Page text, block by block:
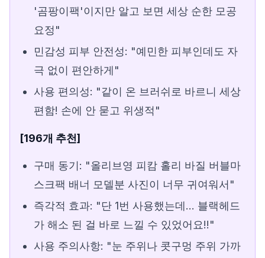
'곰팡이팩'이지만 알고 보면 세상 순한 모공
요정"
민감성 피부 안전성: "예민한 피부인데도 자
극 없이 편안하게"
사용 편의성: "같이 온 브러쉬로 바르니 세상
편함! 손에 안 묻고 위생적"
[196개 추천]
구매 동기: "올리브영 피캄 홀리 바질 버블마
스크팩 배너 모델분 사진이 너무 귀여워서"
즉각적 효과: "단 1번 사용했는데... 블랙헤드
가 해소 된 걸 바로 느낄 수 있었어요!!"
사용 주의사항: "눈 주위나 콧구멍 주위 가까